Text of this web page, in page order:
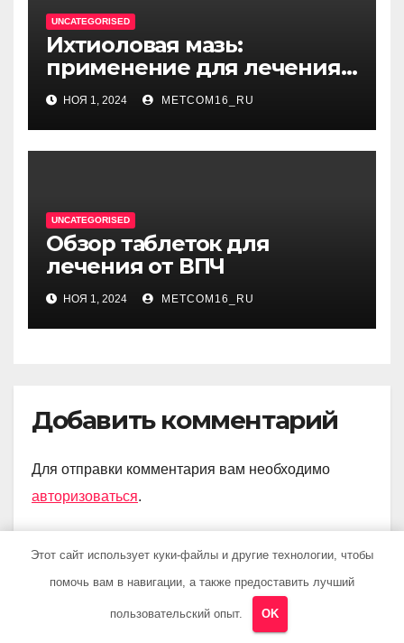
UNCATEGORISED
Ихтиоловая мазь:
применение для лечения
фурункулов
НОЯ 1, 2024 METCOM16_RU
UNCATEGORISED
Обзор таблеток для
лечения от ВПЧ
НОЯ 1, 2024 METCOM16_RU
Добавить комментарий
Для отправки комментария вам необходимо
авторизоваться.
Этот сайт использует куки-файлы и другие технологии, чтобы
помочь вам в навигации, а также предоставить лучший
пользовательский опыт. OK